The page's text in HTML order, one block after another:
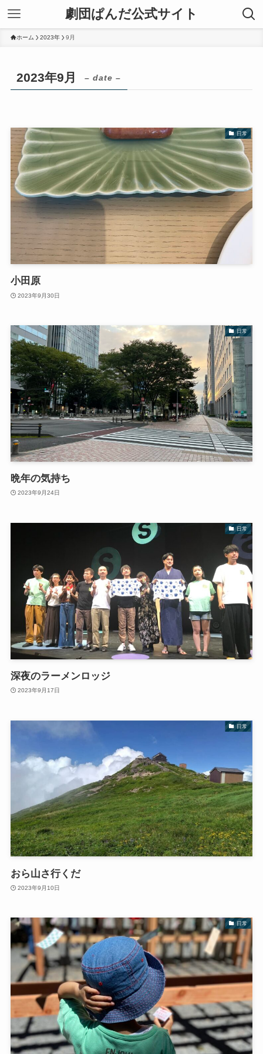
劇団ぱんだ公式サイト
ホーム 2023年 9月
2023年9月 – date –
日常
小田原
2023年9月30日
日常
晩年の気持ち
2023年9月24日
日常
深夜のラーメンロッジ
2023年9月17日
日常
おら山さ行くだ
2023年9月10日
日常